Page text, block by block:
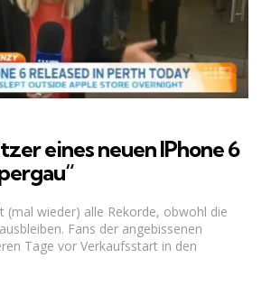
eines neuen IPhone 6
(mal wieder) alle Rekorde, obwohl die
Fans der angebissenen
Tage vor Verkaufsstart in den